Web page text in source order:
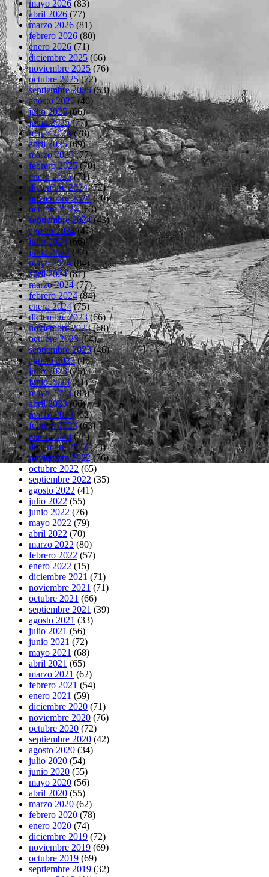
mayo 2026 (83)
abril 2026 (77)
marzo 2026 (81)
febrero 2026 (80)
enero 2026 (71)
diciembre 2025 (66)
noviembre 2025(76)
octubre 2025(72)
septiembre 2025(53)
agosto 2025(40)
julio 2025(66)
junio 2025(77)
mayo 2025(78)
abril 2025(69)
marzo 2025(77)
febrero 2025(70)
enero 2025(71)
diciembre 2024(72)
noviembre 2024(70)
octubre 2024(63)
septiembre 2024(43)
agosto 2024(45)
julio 2024 (66)
junio 2024 (82)
mayo 2024 (84)
abril 2024(81)
marzo 2024(77)
febrero 2024(84)
enero 2024(75)
diciembre 2023(66)
noviembre 2023(68)
octubre 2023(64)
septiembre 2023(46)
agosto 2023(46)
julio 2023(75)
junio 2023(81)
mayo 2023(83)
abril 2023(66)
marzo 2023(62)
febrero 2023(63)
enero 2023(74)
diciembre 2022(73)
noviembre 2022(76)
octubre 2022 (65)
septiembre 2022 (35)
agosto 2022 (41)
julio 2022 (55)
junio 2022 (76)
mayo 2022 (79)
abril 2022 (70)
marzo 2022 (80)
febrero 2022 (57)
enero 2022 (15)
diciembre 2021 (71)
noviembre 2021 (71)
octubre 2021 (66)
septiembre 2021 (39)
agosto 2021 (33)
julio 2021 (56)
junio 2021 (72)
mayo 2021 (68)
abril 2021 (65)
marzo 2021 (62)
febrero 2021 (54)
enero 2021 (59)
diciembre 2020 (71)
noviembre 2020 (76)
octubre 2020 (72)
septiembre 2020 (42)
agosto 2020 (34)
julio 2020 (54)
junio 2020 (55)
mayo 2020 (56)
abril 2020 (55)
marzo 2020 (62)
febrero 2020 (78)
enero 2020 (74)
diciembre 2019 (72)
noviembre 2019 (69)
octubre 2019 (69)
septiembre 2019 (32)